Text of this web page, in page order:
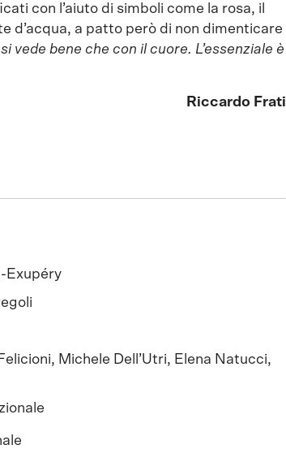
con l’aiuto di simboli come la rosa, il
d’acqua, a patto però di non dimenticare
vede bene che con il cuore. L’essenziale è
Riccardo Frati
Exupéry
Michele Dell’Utri, Elena Natucci,